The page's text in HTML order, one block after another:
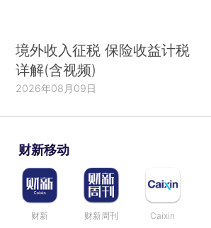
境外收入征税 保险收益计税
详解(含视频)
2026年08月09日
财新移动
财新 财新周刊 Caixin